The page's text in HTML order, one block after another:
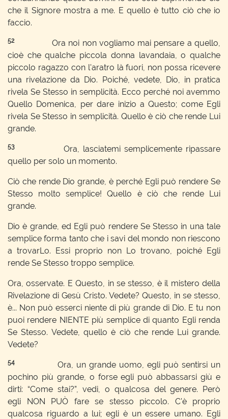
che il Signore mostra a me. E quello è tutto ciò che io
faccio.
52Ora noi non vogliamo mai pensare a quello,
cioè che qualche piccola donna lavandaia, o qualche
piccolo ragazzo con l'aratro là fuori, non possa ricevere
una rivelazione da Dio. Poiché, vedete, Dio, in pratica
rivela Se Stesso in semplicità. Ecco perché noi avemmo
Quello Domenica, per dare inizio a Questo; come Egli
rivela Se Stesso in semplicità. Quello è ciò che rende Lui
grande.
53Ora, lasciatemi semplicemente ripassare
quello per solo un momento.
Ciò che rende Dio grande, è perché Egli può rendere Se
Stesso molto semplice! Quello è ciò che rende Lui
grande.
Dio è grande, ed Egli può rendere Se Stesso in una tale
semplice forma tanto che i savi del mondo non riescono
a trovarLo. Essi proprio non Lo trovano, poiché Egli
rende Se Stesso troppo semplice.
Ora, osservate. E Questo, in se stesso, è il mistero della
Rivelazione di Gesù Cristo. Vedete? Questo, in se stesso,
è... Non può esserci niente di più grande di Dio. E tu non
puoi rendere NIENTE più semplice di quanto Egli renda
Se Stesso. Vedete, quello è ciò che rende Lui grande.
Vedete?
54
Ora, un grande uomo, egli può sentirsi un
pochino più grande, o forse egli può abbassarsi giù e
dirti: “Come stai?”, vedi, o qualcosa del genere. Però
egli NON PUÒ fare se stesso piccolo. C'è proprio
qualcosa riguardo a lui; egli è un essere umano. Egli